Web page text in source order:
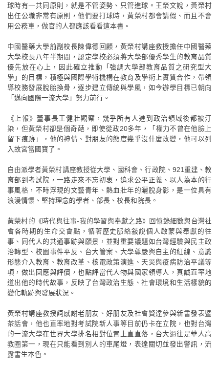
球時有一共同原則，就是不管姿勢、只管進球。王榮文說，黃榮村
出任公職非常有原則，他們要打球時，黃榮村都會請假、而且不會
用公務車，做官的人都應該看看這本書。
中國醫藥大學前副校長陳偉德回顧，黃榮村講座教授擔任中國醫藥
大學校長八年半期間，認定學校必須將大學部優秀學生的教育品質
優先放在心上，因此確立推動「強調大學部教育品質之研究型大
學」的目標，積極與國際學術機構在教育及學術上實質合作，帶領
導校務發展脫胎換骨，逐步建立傳統與學風，如今辦學目標已朝向
「邁向國際一流大學」努力前行。
《上報》董事長王健壯觀察，幾乎所有人進到政治領域後都被汙
染，但黃榮村卻是個奇葩，即使從政20多年，「權力不曾在他臉上
留下痕跡」，他的神情、對朋友的態度幾乎沒什麼改變，他可以列
入故宮當國寶了。
自由派學者黃榮村講座教授從大學、國科會、行政院、921重建、教
育部到考試院，一路走來不忘初衷，追求公平正義、以人為本的行
事風格，不時浮現的文藝青年、熱血壯年的灑脫身影，是一位具有
浪漫情懷、堅持理念的學者、部長、校長和院長。
黃榮村的《時代與往事-我的學習與奉獻之路》回憶錄細數與台灣社
會各時期的生命交會點，循著歷史脈絡敍說個人啟蒙與奉獻的往
事、同代人的共通事跡與願景，並對重要議題如台灣經驗與民主政
治轉型、校園事件平反、台大管案、大學尊嚴與自主的紅線、意識
形態介入教育、教育改革、核電政策演進、天災與疫病防治平議等
項，做出回應與評價，也點評當代人物與國家領導人，真誠直率地
道出他的時代故事，反映了台灣政治生態、社會環境和生活樣貌的
變化軌跡與發展狀況。
黃榮村講座教授詞感謝老朋友、好朋友及社會賢達參與新書發表暨
茶話會，他也直率地對考試院新人事等目前仍卡在立院，也對台灣
的一流大學在世界大學排名相對位置上直直落，台大過往是華人高
教圈第一，現在只能看到別人的車尾燈，表達關切並發出警訊，流
露書生本色。